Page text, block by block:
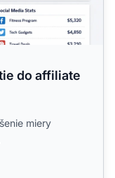
do affiliate
miery